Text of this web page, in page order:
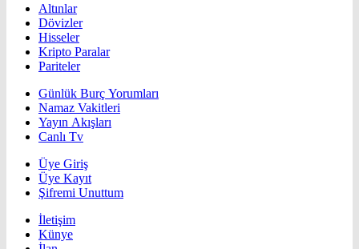
Altınlar
Dövizler
Hisseler
Kripto Paralar
Pariteler
Günlük Burç Yorumları
Namaz Vakitleri
Yayın Akışları
Canlı Tv
Üye Giriş
Üye Kayıt
Şifremi Unuttum
İletişim
Künye